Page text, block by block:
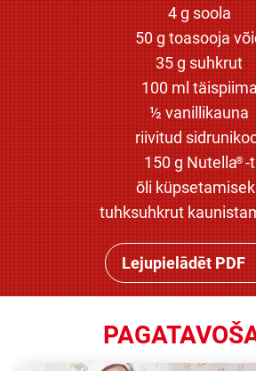
4 g soola
50 g toasooja
35 g suhkrut
100 ml
½ vanillikauna
riivitud
150 g Nutella®-t
õli
tuhksuhkrut
Lejupielādēt PDF